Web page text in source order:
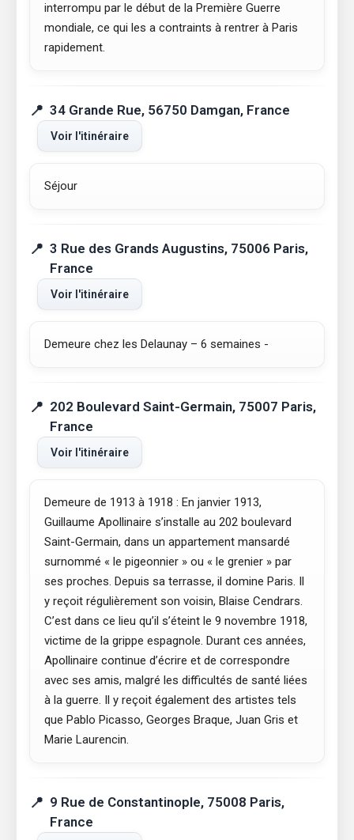
interrompu par le début de la Première Guerre
mondiale, ce qui les a contraints à rentrer à Paris
rapidement.
34 Grande Rue, 56750 Damgan, France
Voir l'itinéraire
Séjour
3 Rue des Grands Augustins, 75006 Paris,
France
Voir l'itinéraire
Demeure chez les Delaunay – 6 semaines -
202 Boulevard Saint-Germain, 75007 Paris,
France
Voir l'itinéraire
Demeure de 1913 à 1918 : En janvier 1913,
Guillaume Apollinaire s’installe au 202 boulevard
Saint-Germain, dans un appartement mansardé
surnommé « le pigeonnier » ou « le grenier » par
ses proches. Depuis sa terrasse, il domine Paris. Il
y reçoit régulièrement son voisin, Blaise Cendrars.
C’est dans ce lieu qu’il s’éteint le 9 novembre 1918,
victime de la grippe espagnole. Durant ces années,
Apollinaire continue d’écrire et de correspondre
avec ses amis, malgré les difficultés de santé liées
à la guerre. Il y reçoit également des artistes tels
que Pablo Picasso, Georges Braque, Juan Gris et
Marie Laurencin.
9 Rue de Constantinople, 75008 Paris,
France